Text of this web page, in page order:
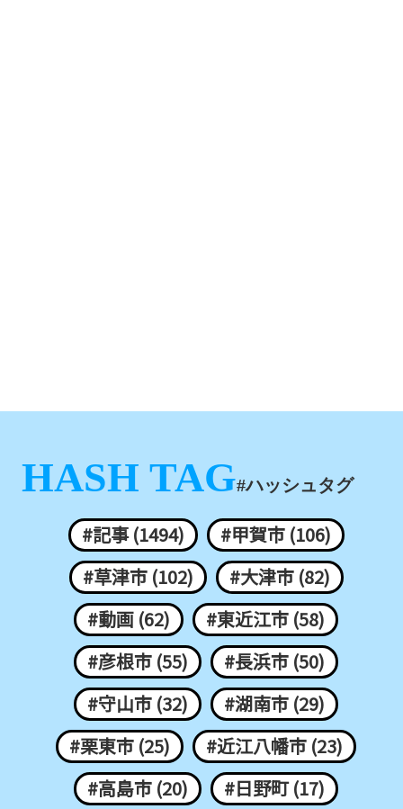
HASH TAG#ハッシュタグ
#記事 (1494)
#甲賀市 (106)
#草津市 (102)
#大津市 (82)
#動画 (62)
#東近江市 (58)
#彦根市 (55)
#長浜市 (50)
#守山市 (32)
#湖南市 (29)
#栗東市 (25)
#近江八幡市 (23)
#高島市 (20)
#日野町 (17)